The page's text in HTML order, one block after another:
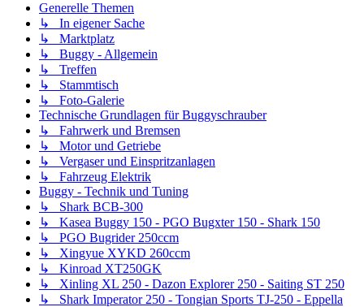
Generelle Themen
↳ In eigener Sache
↳ Marktplatz
↳ Buggy - Allgemein
↳ Treffen
↳ Stammtisch
↳ Foto-Galerie
Technische Grundlagen für Buggyschrauber
↳ Fahrwerk und Bremsen
↳ Motor und Getriebe
↳ Vergaser und Einspritzanlagen
↳ Fahrzeug Elektrik
Buggy - Technik und Tuning
↳ Shark BCB-300
↳ Kasea Buggy 150 - PGO Bugxter 150 - Shark 150
↳ PGO Bugrider 250ccm
↳ Xingyue XYKD 260ccm
↳ Kinroad XT250GK
↳ Xinling XL 250 - Dazon Explorer 250 - Saiting ST 250
↳ Shark Imperator 250 - Tongian Sports TJ-250 - Eppella